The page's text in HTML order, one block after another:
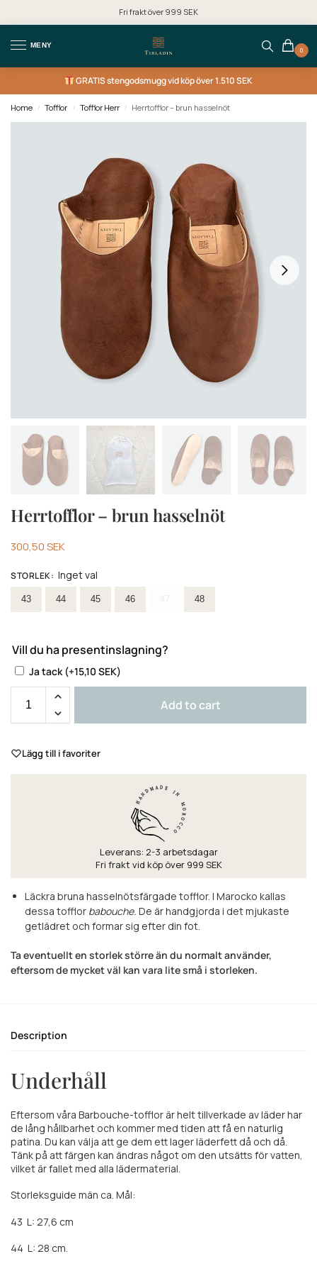
Fri frakt över 999 SEK
MENY
0
GRATISstengodsmugg vid köp över 1.510 SEK
Home / Tofflor / Tofflor Herr / Herrtofflor – brun hasselnöt
Herrtofflor – brun hasselnöt
300,50SEK
STORLEK: Inget val
Välja storlek
43 44 45 46 48
Vill du ha presentinslagning?
Ja tack (+15,10 SEK)
Add to cart
Lägg till i favoriter
Leverans: 2-3 arbetsdagar
Fri frakt vid köp över 999 SEK
Läckra bruna hasselnötsfärgade tofflor. I Marocko kallas
dessa tofflor babouche. De är handgjorda i det mjukaste
getlädret och formar sig efter din fot.
Ta eventuellt en storlek större än du normalt använder,
eftersom de mycket väl kan vara lite små i storleken.
Description
Underhåll
Eftersom våra Barbouche-tofflor är helt tillverkade av läder har
de lång hållbarhet och kommer med tiden att få en naturlig
patina. Du kan välja att ge dem ett lager läderfett då och då.
Tänk på att färgen kan ändras något om den utsätts för vatten,
vilket är fallet med alla lädermaterial.
Storleksguide män ca. Mål:
43 L: 27,6 cm
44 L: 28 cm.